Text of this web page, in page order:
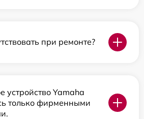
при ремонте?
устройство Yamaha
только фирменными